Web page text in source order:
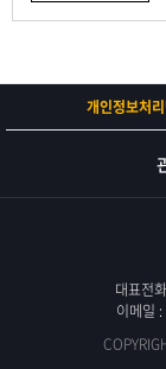
개인정보처
대표전
이메일